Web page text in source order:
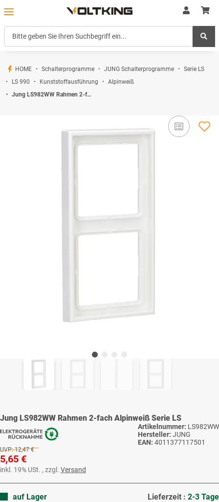
HOME Schalterprogramme JUNG Schalterprogramme
Serie LS
LS 990
Kunststoffausführung
Alpinweiß
Jung LS982WW Rahmen 2-fach Alpinweiß Serie LS
Jung LS982WW Rahmen 2-fach Alpinweiß Serie LS
Artikelnummer: LS982WW
Hersteller: JUNG
EAN: 4011377117501
UVP: 12,47 €
5,65 €
inkl. 19% USt. , zzgl. Versand
auf Lager Lieferzeit : 2-3 Tage